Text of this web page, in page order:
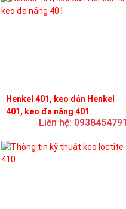
Henkel 401, keo dán Henkel
401, keo đa năng 401
Liên hệ: 0938454791